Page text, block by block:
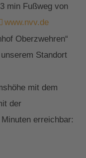
min Fußweg von
www.nvv.de
Oberzwehren“
Standort
mit dem
der
erreichbar: